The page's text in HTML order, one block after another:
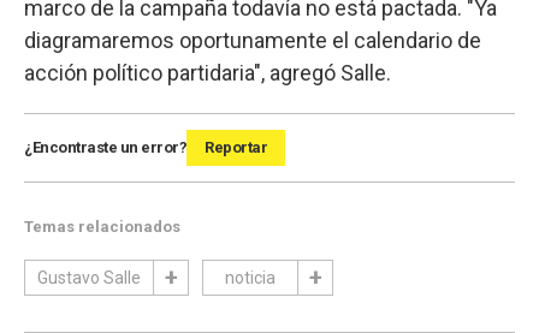
marco de la campaña todavía no está pactada. "Ya
diagramaremos oportunamente el calendario de
acción político partidaria", agregó Salle.
¿Encontraste un error? Reportar
Temas relacionados
Gustavo Salle noticia